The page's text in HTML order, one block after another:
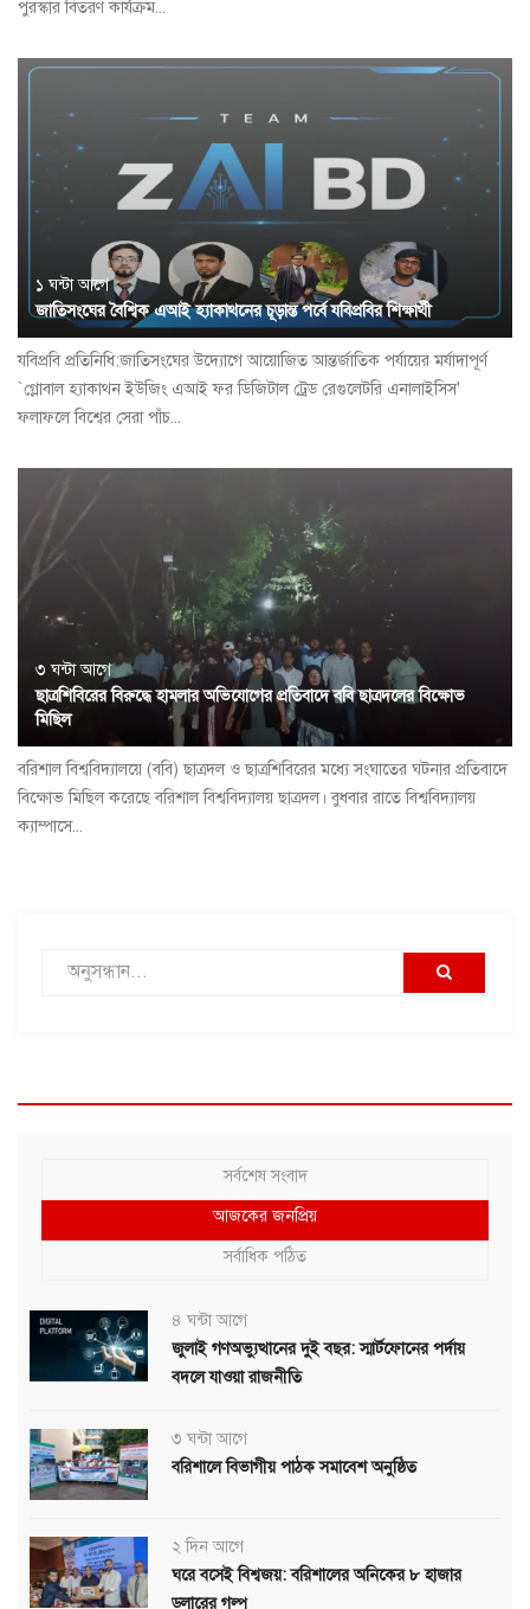
পুরস্কার বিতরণ কার্যক্রম...
১ ঘন্টা আগে
জাতিসংঘের বৈশ্বিক এআই হ্যাকাথনের চূড়ান্ত পর্বে যবিপ্রবির শিক্ষার্থী
যবিপ্রবি প্রতিনিধি:জাতিসংঘের উদ্যোগে আয়োজিত আন্তর্জাতিক পর্যায়ের মর্যাদাপূর্ণ
`গ্লোবাল হ্যাকাথন ইউজিং এআই ফর ডিজিটাল ট্রেড রেগুলেটরি এনালাইসিস'
ফলাফলে বিশ্বের সেরা পাঁচ...
৩ ঘন্টা আগে
ছাত্রশিবিরের বিরুদ্ধে হামলার অভিযোগের প্রতিবাদে ববি ছাত্রদলের বিক্ষোভ
মিছিল
বরিশাল বিশ্ববিদ্যালয়ে (ববি) ছাত্রদল ও ছাত্রশিবিরের মধ্যে সংঘাতের ঘটনার প্রতিবাদে
বিক্ষোভ মিছিল করেছে বরিশাল বিশ্ববিদ্যালয় ছাত্রদল। বুধবার রাতে বিশ্ববিদ্যালয়
ক্যাম্পাসে...
সর্বশেষ সংবাদ
আজকের জনপ্রিয়
সর্বাধিক পঠিত
৪ ঘন্টা আগে
জুলাই গণঅভ্যুত্থানের দুই বছর: স্মার্টফোনের পর্দায়
বদলে যাওয়া রাজনীতি
৩ ঘন্টা আগে
বরিশালে বিভাগীয় পাঠক সমাবেশ অনুষ্ঠিত
২ দিন আগে
ঘরে বসেই বিশ্বজয়: বরিশালের অনিকের ৮ হাজার
ডলারের গল্প